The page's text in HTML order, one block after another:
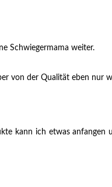
Schwiegermama weiter.
von der Qualität eben nur
kann ich etwas anfangen